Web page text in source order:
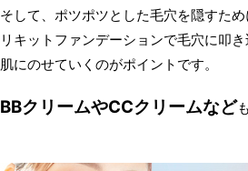
そして、ポツポツとした毛穴を隠すため
リキットファンデーションで毛穴に叩
肌にのせていくのがポイントです。
BBクリームやCCクリームなど